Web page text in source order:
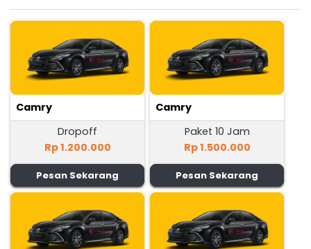
Camry
Dropoff
Rp 1.200.000
Pesan Sekarang
Camry
Paket 10 Jam
Rp 1.500.000
Pesan Sekarang